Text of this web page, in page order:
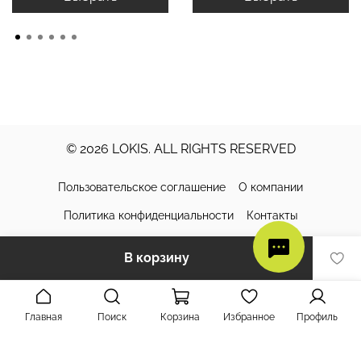
В корзину
© 2026 LOKIS. ALL RIGHTS RESERVED
Пользовательское соглашение О компании
Политика конфиденциальности Контакты
Уход за изделиями
Главная Поиск Корзина Избранное Профиль